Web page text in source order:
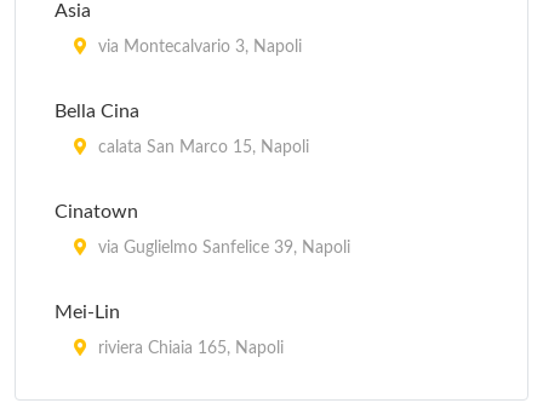
Asia
via Montecalvario 3, Napoli
Bella Cina
calata San Marco 15, Napoli
Cinatown
via Guglielmo Sanfelice 39, Napoli
Mei-Lin
riviera Chiaia 165, Napoli